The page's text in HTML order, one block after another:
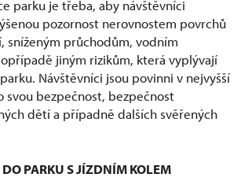
parku je třeba, aby návštěvníci
pozornost nerovnostem povrchů
sníženým průchodům, vodním
jiným rizikům, která vyplývají
Návštěvníci jsou povinni v nejvyšší
svou bezpečnost, bezpečnost
dětí a případně dalších svěřených
PARKU S JÍZDNÍM KOLEM